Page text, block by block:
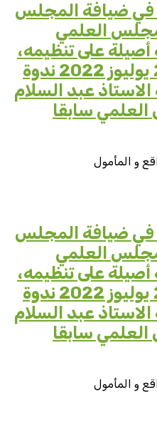
في ضيافة المجلس
العلمي
على تنظيمه،
نُظِّمت يوم الجمعة 22 يوليوز 2022 ندوة
الاستاذ عبد السلام
سابقا
و المأمول
في ضيافة المجلس
العلمي
على تنظيمه،
نُظِّمت يوم الجمعة 22 يوليوز 2022 ندوة
الاستاذ عبد السلام
سابقا
و المأمول